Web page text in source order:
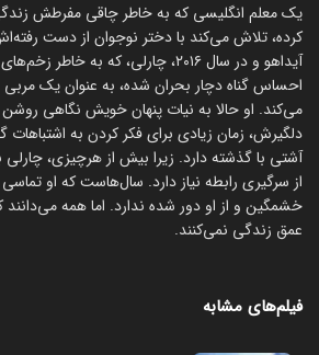
یک معلم انگلیسی که به خاطر چاقی مفرطش زندگی
کرده، تلاش می‌کند با دختر نوجوان از دست رفته‌اش
آیداهو و در سال ۲۰۱۶، چارلی، که به
احساس گناه دچار بحران شده، به عنوان یک
می‌کند. او حالا به نیات پنهان خویش نگاهی روشن
دلگیرش، زمان زیادی برای فکر کردن به
آشتی با گذشته دارد. زیرا بیش از هرچیزی، چارلی
از سرگیری رابطه نیاز دارد. سال‌هاست که او
خشمگین و از او دور شده ندارد. اما همه
عمق زندگی نمی‌کنند.
فیلم‌های مشابه